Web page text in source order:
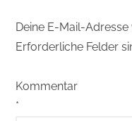
Deine E-Mail-
Erforderliche Felder
Kommentar
*